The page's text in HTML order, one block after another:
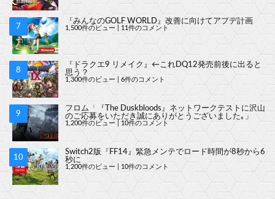
『みんなのGOLF WORLD』改善に向けてアプデ計画
1,500件のビュー 11件のコメント
『ドラクエ9 リメイク』←これDQ12発売前後に出ると
思う？
1,300件のビュー 6件のコメント
フロム「『The Duskbloods』ネットワークテストに沢山
のご応募をいただき誠にありがとうございました｡」
1,200件のビュー 10件のコメント
Switch2版『FF14』緊急メンテでロード時間が8秒から6
秒に
1,200件のビュー 10件のコメント